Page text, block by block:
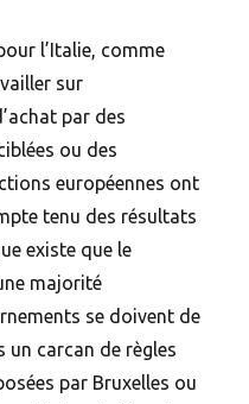
l’Italie, comme
sur
par des
ou des
européennes ont
tenu des résultats
existe que le
majorité
se doivent de
un carcan de règles
par Bruxelles ou